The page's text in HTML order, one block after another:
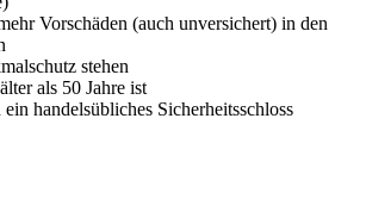
Vorschäden (auch unversichert) in den
stehen
als 50 Jahre ist
handelsübliches Sicherheitsschloss